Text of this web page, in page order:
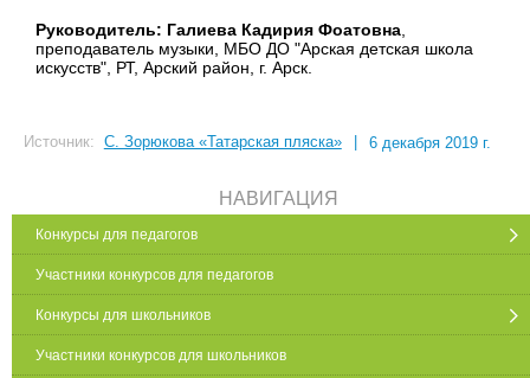
Руководитель: Галиева Кадирия Фоатовна,
преподаватель музыки, МБО ДО "Арская детская школа
искусств", РТ, Арский район, г. Арск.
Источник: С. Зорюкова «Татарская пляска» | 6 декабря 2019 г.
НАВИГАЦИЯ
Конкурсы для педагогов
Участники конкурсов для педагогов
Конкурсы для школьников
Участники конкурсов для школьников